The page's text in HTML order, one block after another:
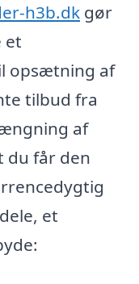
h3b.dk gør
et
opsætning af
tilbud fra
af
du får den
et